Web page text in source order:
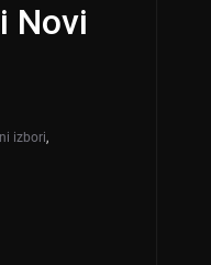
Novi
izbori,